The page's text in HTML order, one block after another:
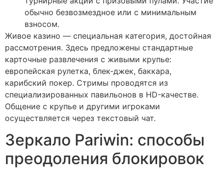
обычно безвозмездное или с минимальным
взносом.
Живое казино — специальная категория, достойная
рассмотрения. Здесь предложены стандартные
карточные развлечения с живыми крупье:
европейская рулетка, блек-джек, баккара,
карибский покер. Стримы проводятся из
специализированных павильонов в HD-качестве.
Общение с крупье и другими игроками
осуществляется через текстовый чат.
Зеркало Pariwin: способы
преодоления блокировок